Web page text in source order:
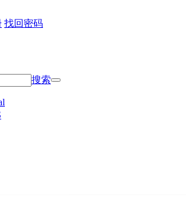
找回密码
搜索